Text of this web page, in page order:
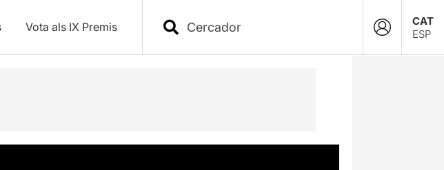
Vota als IX Premis
CAT
ESP